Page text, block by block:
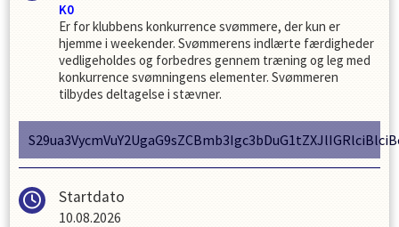
K0
Er for klubbens konkurrence svømmere, der kun er
hjemme i weekender. Svømmerens indlærte færdigheder
vedligeholdes og forbedres gennem træning og leg med
konkurrence svømningens elementer. Svømmeren
tilbydes deltagelse i stævner.
Startdato
10.08.2026